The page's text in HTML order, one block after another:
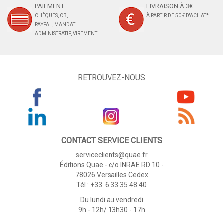
PAIEMENT :
CHÈQUES, CB,
PAYPAL, MANDAT
ADMINISTRATIF, VIREMENT
LIVRAISON À 3€
À PARTIR DE 50 € D'ACHAT*
RETROUVEZ-NOUS
CONTACT SERVICE CLIENTS
serviceclients@quae.fr
Éditions Quae - c/o INRAE RD 10 -
78026 Versailles Cedex
Tél : +33 6 33 35 48 40
Du lundi au vendredi
9h - 12h/ 13h30 - 17h